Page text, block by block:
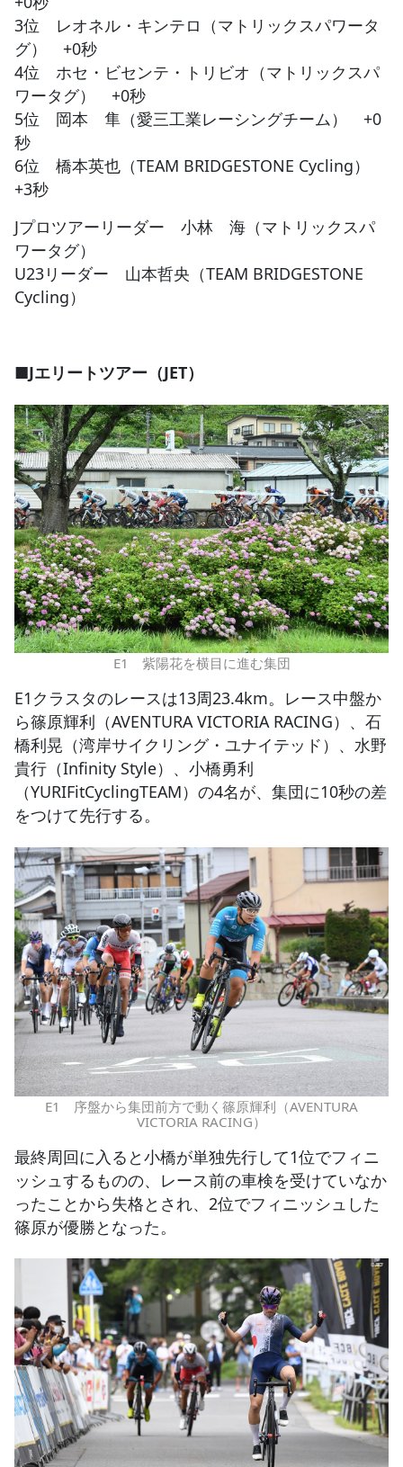
3位 レオネル・キンテロ（マトリックスパワータ
グ） +0秒
4位 ホセ・ビセンテ・トリビオ（マトリックスパ
ワータグ） +0秒
5位 岡本 隼（愛三工業レーシングチーム） +0
秒
6位 橋本英也（TEAM BRIDGESTONE Cycling）
+3秒
Jプロツアーリーダー 小林 海（マトリックスパ
ワータグ）
U23リーダー 山本哲央（TEAM BRIDGESTONE
Cycling）
■Jエリートツアー（JET）
E1 紫陽花を横目に進む集団
E1クラスタのレースは13周23.4km。レース中盤か
ら篠原輝利（AVENTURA VICTORIA RACING）、石
橋利晃（湾岸サイクリング・ユナイテッド）、水野
貴行（Infinity Style）、小橋勇利
（YURIFitCyclingTEAM）の4名が、集団に10秒の差
をつけて先行する。
E1 序盤から集団前方で動く篠原輝利（AVENTURA
VICTORIA RACING）
最終周回に入ると小橋が単独先行して1位でフィニ
ッシュするものの、レース前の車検を受けていなか
ったことから失格とされ、2位でフィニッシュした
篠原が優勝となった。